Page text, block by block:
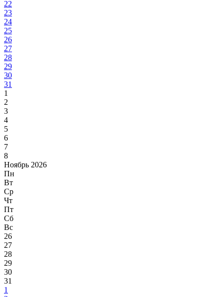
22
23
24
25
26
27
28
29
30
31
1
2
3
4
5
6
7
8
Ноябрь 2026
Пн
Вт
Ср
Чт
Пт
Сб
Вс
26
27
28
29
30
31
1